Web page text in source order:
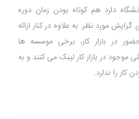
دارد هم کوتاه بودن زمان دوره
مورد نظر. به علاوه در کنار ارائه
در بازار کار، برخی موسسه ها
در بازار کار لینک می کنند و به
کار را ندارد.